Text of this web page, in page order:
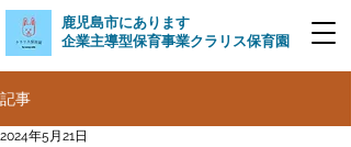
​鹿児島市にあります
企業主導型保育事業クラリス保育園
記事
2024年5月21日